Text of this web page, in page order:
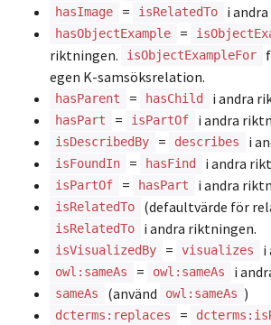
hasImage = isRelatedTo i
hasObjectExample =
riktningen.
isObjectExampleFor
egen K-samsöksrelation.
hasParent = hasChild i andra
hasPart = isPartOf i andra
isDescribedBy = describes i
isFoundIn = hasFind i andra
isPartOf = hasPart i andra
isRelatedTo (defaultvärde för
isRelatedTo i andra riktningen.
isVisualizedBy = visualizes i
owl:sameAs = owl:sameAs i
sameAs (använd owl:sameAs )
dcterms:replaces =